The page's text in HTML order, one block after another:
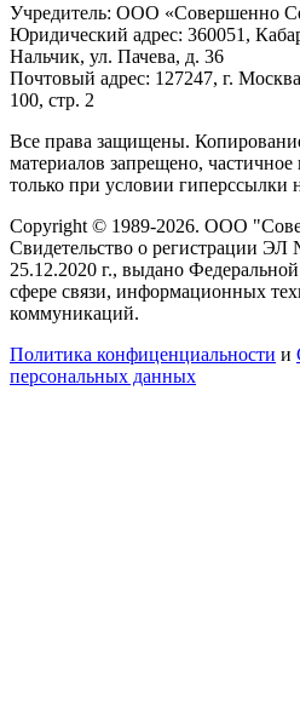
Учредитель: ООО «Совершенно
Юридический адрес: 360051,
Нальчик, ул. Пачева, д. 36
Почтовый адрес: 127247, г.
100, стр. 2
Все права защищены.
материалов запрещено,
только при условии гиперссылки
Copyright © 1989-2026. ООО
Свидетельство о регистрации
25.12.2020 г., выдано
сфере связи, информационных
коммуникаций.
Политика конфиценциальности и
персональных данных